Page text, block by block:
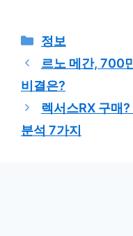
카
테
리
정보
르노 메간, 700
비결은?
렉서스RX 구매
분석 7가지